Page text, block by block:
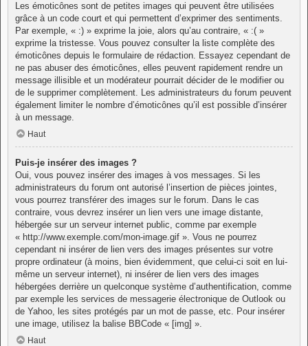
Les émoticônes sont de petites images qui peuvent être utilisées
grâce à un code court et qui permettent d’exprimer des sentiments.
Par exemple, « :) » exprime la joie, alors qu’au contraire, « :( »
exprime la tristesse. Vous pouvez consulter la liste complète des
émoticônes depuis le formulaire de rédaction. Essayez cependant de
ne pas abuser des émoticônes, elles peuvent rapidement rendre un
message illisible et un modérateur pourrait décider de le modifier ou
de le supprimer complètement. Les administrateurs du forum peuvent
également limiter le nombre d’émoticônes qu’il est possible d’insérer
à un message.
Haut
Puis-je insérer des images ?
Oui, vous pouvez insérer des images à vos messages. Si les
administrateurs du forum ont autorisé l’insertion de pièces jointes,
vous pourrez transférer des images sur le forum. Dans le cas
contraire, vous devrez insérer un lien vers une image distante,
hébergée sur un serveur internet public, comme par exemple
« http://www.exemple.com/mon-image.gif ». Vous ne pourrez
cependant ni insérer de lien vers des images présentes sur votre
propre ordinateur (à moins, bien évidemment, que celui-ci soit en lui-
même un serveur internet), ni insérer de lien vers des images
hébergées derrière un quelconque système d’authentification, comme
par exemple les services de messagerie électronique de Outlook ou
de Yahoo, les sites protégés par un mot de passe, etc. Pour insérer
une image, utilisez la balise BBCode « [img] ».
Haut